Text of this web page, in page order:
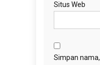
Situs Web
Simpan nama,